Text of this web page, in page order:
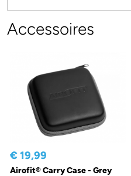
Accessoires
€ 19,99
Airofit® Carry Case - Grey